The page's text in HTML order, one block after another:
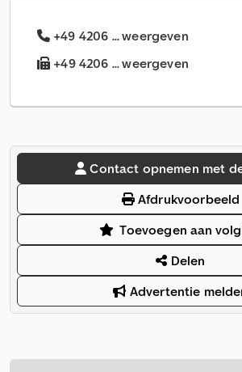
+49 4206 ... weergeven
+49 4206 ... weergeven
Contact opnemen met
Afdrukvoorbeeld
Toevoegen aan
Delen
Advertentie